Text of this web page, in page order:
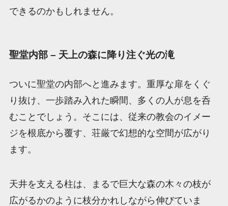
できるのかもしれません。
聖堂内部 – 天上の森に降り注ぐ光の滝
ついに聖堂の内部へと進みます。重厚な扉をくぐ
り抜け、一歩踏み入れた瞬間、多くの人が息を呑
むことでしょう。そこには、従来の教会のイメー
ジを根底から覆す、荘厳で幻想的な空間が広がり
ます。
天井を支える柱は、まるで巨大な森の木々の枝が
広がるかのように枝分かれしながら伸びていま